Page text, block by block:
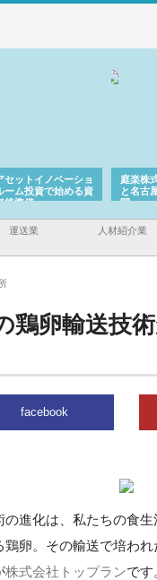
セットイノベーショ
ーム投資で始める資
後準備
庭楽株
と名古
間
運送業 人材紹介業
鶏卵輸送技
facebook
進化は、私たちの食
卵。その輸送で培わ
株式会社トップランです